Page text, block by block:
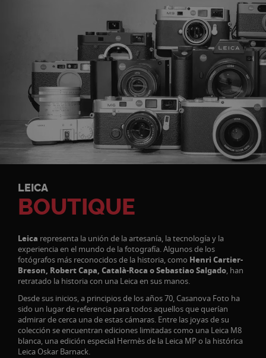
LEICA
BOUTIQUE
Leica representa la unión de la artesanía, la tecnología y la
experiencia en el mundo de la fotografía. Algunos de los
fotógrafos más reconocidos de la historia, como Henri Cartier-
Breson, Robert Capa, Català-Roca o Sebastiao Salgado, han
retratado la historia con una Leica en sus manos.
Desde sus inicios, a principios de los años 70, Casanova Foto ha
sido un lugar de referencia para todos aquellos que querían
admirar de cerca una de estas cámaras. Entre las joyas de su
colección se encuentran ediciones limitadas como una Leica M8
blanca, una edición especial Hermès de la Leica MP o la histórica
Leica Oskar Barnack.